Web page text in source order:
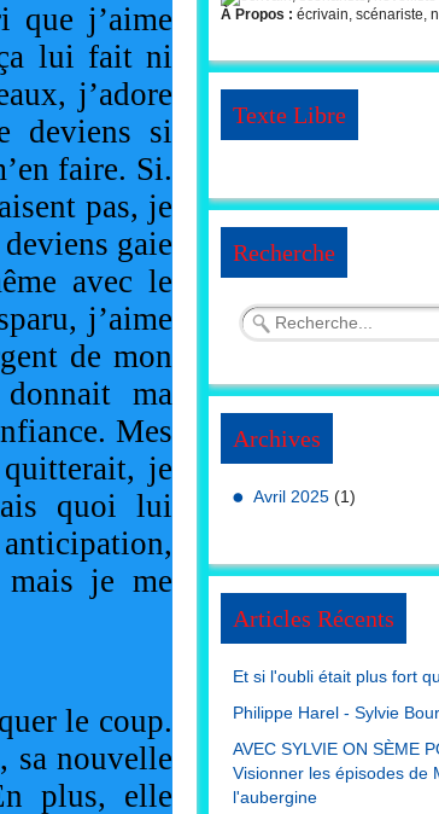
que j’aime
ça lui fait ni
j’adore
deviens si
faire. Si.
pas, je
gaie
avec le
j’aime
de mon
ma
Mes
je
quoi lui
mais je me
le coup.
sa nouvelle
plus, elle
À Propos : écrivain, scénariste,
Texte Libre
Recherche
Archives
Avril 2025 (1)
Articles Récents
Et si l'oubli était plus fort
Philippe Harel - Sylvie
AVEC SYLVIE ON SÈME
Visionner les épisodes de
l'aubergine